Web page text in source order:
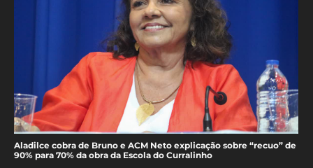
Aladilce cobra de Bruno e ACM Neto explicação sobre “recuo” de
90% para 70% da obra da Escola do Curralinho